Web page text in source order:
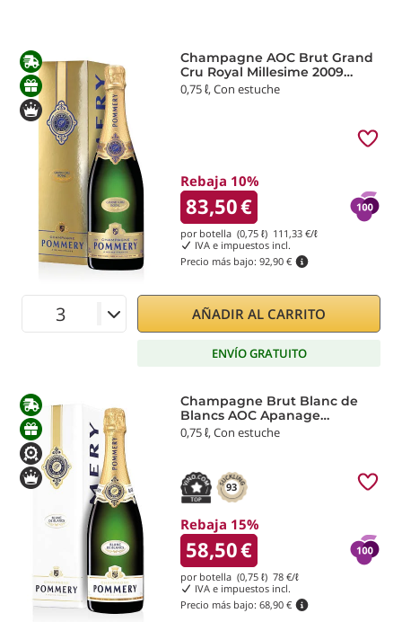
Champagne AOC Brut Grand
Cru Royal Millesime 2009
Pommery
0,75 ℓ, Con estuche
Rebaja 10%
83,50€
por botella (0,75 ℓ) 111,33€/ℓ
IVA e impuestos incl.
Precio más bajo: 92,90 €
AÑADIR AL CARRITO
ENVÍO GRATUITO
Champagne Brut Blanc de
Blancs AOC Apanage
Pommery
0,75 ℓ, Con estuche
93
Rebaja 15%
58,50€
por botella (0,75 ℓ) 78€/ℓ
IVA e impuestos incl.
Precio más bajo: 68,90 €